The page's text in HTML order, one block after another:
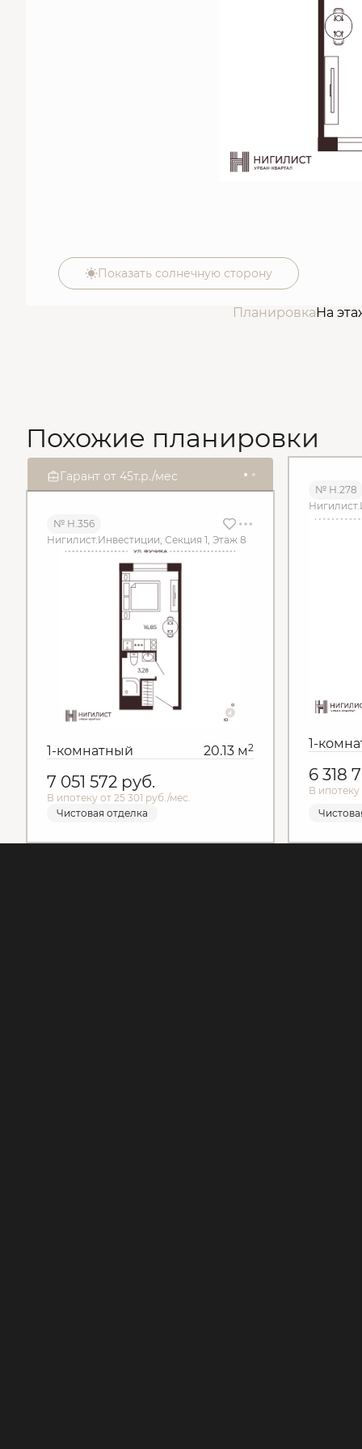
Показать солнечную сторону
ПланировкаНа
Похожие планировки
Гарант от 45т.р./мес
25д 02ч 38 м 48c
№ Н.356
Нигилист.Инвестиции, Секция 1, Этаж 8
1-комнатный 20.13 м2
7 051 572 руб.
В ипотеку от 25 301 руб./мес.
Чистовая отделка
№ Н.278
1-
6 318
В ипотеку